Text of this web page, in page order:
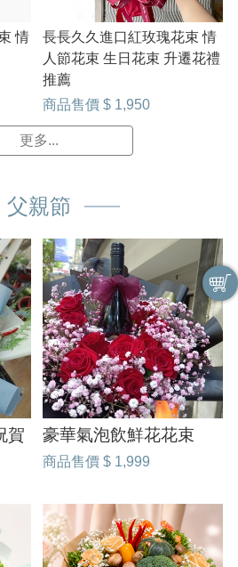
情
長長久久進口紅玫瑰花束 情
人節花束 生日花束 升遷花禮
推薦
商品售價 $ 1,950
更多...
父親節
賀
豪華氣泡飲鮮花花束
商品售價 $ 1,999